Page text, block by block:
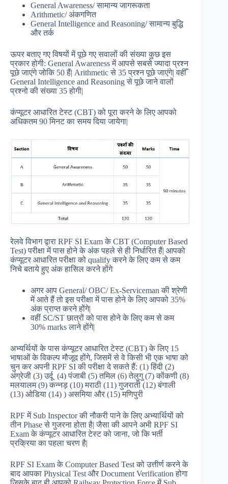
General Awareness/ सामान्य जागरूकता
Arithmetic/ अंकगणित
General Intelligence and Reasoning/ सामान्य बुद्धि
और तर्क
ऊपर बताए गए विषयों में पूछे गए सवालों की संख्या कुछ इस
प्रकार होगी: General Awareness में आपसे सबसे ज्यादा प्रश्न
पूछे जाएंगे जोकि 50 हैं| Arithmetic से 35 प्रश्न पूछे जाएंगे| वहीँ
General Intelligence and Reasoning से पूछे जाने वालों
प्रश्नो की संख्या 35 होगी|
कंप्यूटर आधारित टेस्ट (CBT) को पूरा करने के लिए आपको
अधिकतम 90 मिनट का समय दिया जायेगा|
रेलवे विभाग द्वारा RPF SI Exam के CBT (Computer Based
Test) परीक्षा में पास होने के अंक पहले से ही निर्धारित हैं| आपको
कंप्यूटर आधारित परीक्षा को qualify करने के लिए कम से कम
निचे बताये हुए अंक हासिल करने होंगे
अगर आप General/ OBC/ Ex-Serviceman की श्रेणी
में आते हैं तो इस परीक्षा में पास होने के लिए आपको 35%
अंक प्राप्त करने होंगे|
वहीं SC/ST छात्रों को पास होने के लिए कम से कम
30% marks लाने होंगे|
अभ्यर्थियों के पास कंप्यूटर आधारित टेस्ट (CBT) के लिए 15
भाषाओं के विकल्प मौजूद होंगे, जिसमें से वे किसी भी एक भाषा को
चुन कर अपनी RPF SI की परीक्षा दे सकते हैं: (1) हिंदी (2)
अंग्रेजी (3) उर्दू (4) पंजाबी (5) तमिल (6) तेलुगु (7) कोंकणी (8)
मलयालम (9) कन्नड़ (10) मराठी (11) गुजराती (12) बंगाली
(13) ओडिया (14) ) असमिया और (15) मणिपुरी
RPF में Sub Inspector की नौकरी पाने के लिए अभ्यार्थियों को
तीन Phase से गुजरना होता है| जैसा की आपने अभी RPF SI
Exam के कंप्यूटर आधारित टेस्ट को जाना, जो कि भर्ती
प्रक्रिया का पहला चरण है|
RPF SI Exam के Computer Based Test को उत्तीर्ण करने के
बाद आपका Physical Test और Document Verification होगा